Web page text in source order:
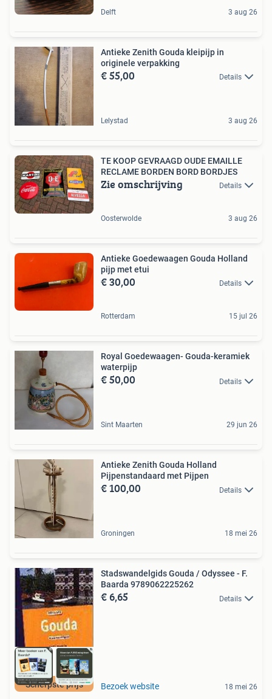
Delft 3 aug 26
Antieke Zenith Gouda kleipijp in
originele verpakking
€ 55,00 Details
Lelystad 3 aug 26
TE KOOP GEVRAAGD OUDE EMAILLE
RECLAME BORDEN BORD BORDJES
Zie omschrijving Details
Oosterwolde 3 aug 26
Antieke Goedewaagen Gouda Holland
pijp met etui
€ 30,00 Details
Rotterdam 15 jul 26
Royal Goedewaagen- Gouda-keramiek
waterpijp
€ 50,00 Details
Sint Maarten 29 jun 26
Antieke Zenith Gouda Holland
Pijpenstandaard met Pijpen
€ 100,00 Details
Groningen 18 mei 26
Scherpste prijs
Stadswandelgids Gouda / Odyssee - F.
Baarda 9789062225262
€ 6,65 Details
Bezoek website 18 mei 26